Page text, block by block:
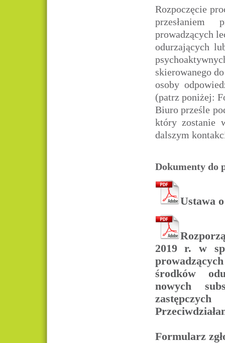
Rozpoczęcie
przesłaniem
prowadzących
odurzających
skierowanego
osoby
(patrz poniżej:
Biuro prześle
który zostanie
dalszym
Dokumenty do
Ustawa
2019 r. w
środków
nowych
Formularz